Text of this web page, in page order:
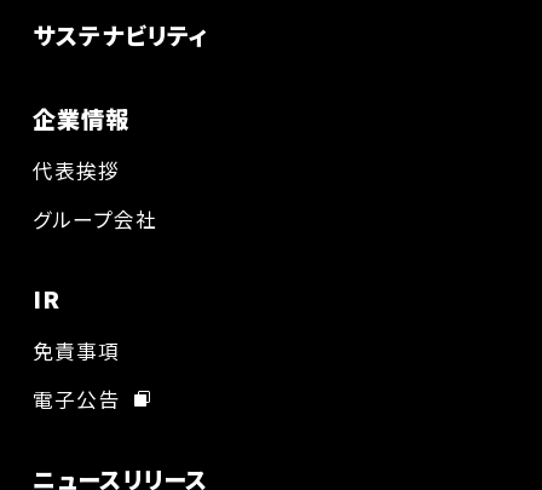
サステナビリティ
企業情報
代表挨拶
グループ会社
IR
免責事項
電子公告
ニュースリリース